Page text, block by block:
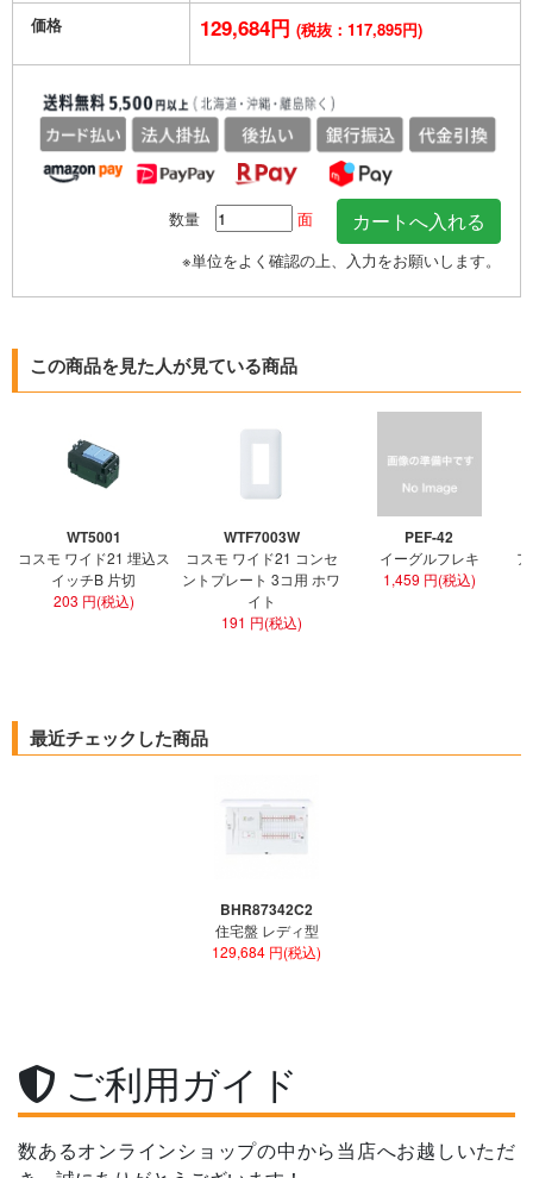
価格
129,684円 (税抜：117,895円)
数量
面
※単位をよく確認の上、入力をお願いします。
この商品を見た人が見ている商品
WT5001
コスモ ワイド21 埋込ス
イッチB 片切
203 円(税込)
WTF7003W
コスモ ワイド21 コンセ
ントプレート 3コ用 ホワ
イト
191 円(税込)
PEF-42
イーグルフレキ
1,459 円(税込)
最近チェックした商品
BHR87342C2
住宅盤 レディ型
129,684 円(税込)
ご利用ガイド
数あるオンラインショップの中から当店へお越しいただ